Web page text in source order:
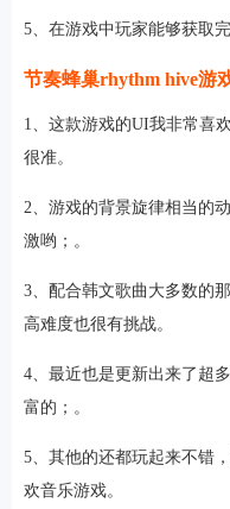
5、在游戏中玩家能够获取
节奏蜂巢rhythm hive游
1、这款游戏的UI我非常喜
很准。
2、游戏的背景旋律相当的
激哟；。
3、配合韩文歌曲大多数的
高难度也很有挑战。
4、最近也是更新出来了超
富的；。
5、其他的还都玩起来不错
欢音乐游戏。